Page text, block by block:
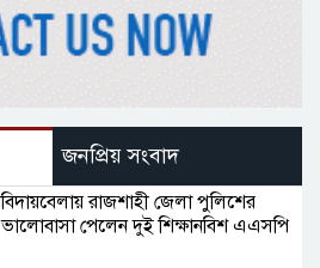
জনপ্রিয় সংবাদ
বিদায়বেলায় রাজশাহী জেলা পুলিশের
ভালোবাসা পেলেন দুই শিক্ষানবিশ এএসপি